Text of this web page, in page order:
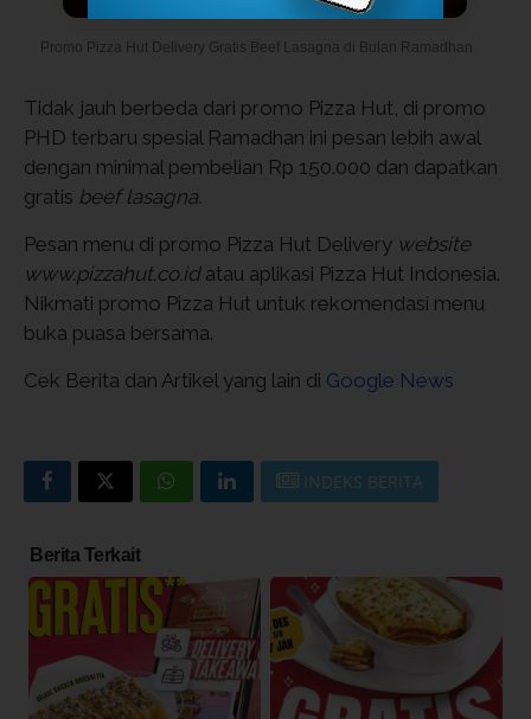
Promo Pizza Hut Delivery Gratis Beef Lasagna di Bulan Ramadhan
Tidak jauh berbeda dari promo Pizza Hut, di promo
PHD terbaru spesial Ramadhan ini pesan lebih awal
dengan minimal pembelian Rp 150.000 dan dapatkan
gratis beef lasagna.
Pesan menu di promo Pizza Hut Delivery website
www.pizzahut.co.id atau aplikasi Pizza Hut Indonesia.
Nikmati promo Pizza Hut untuk rekomendasi menu
buka puasa bersama.
Cek Berita dan Artikel yang lain di Google News
INDEKS BERITA
Berita Terkait